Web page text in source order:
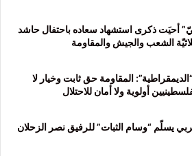
أحيَت ذكرى استشهاد سعاده باحتفال حاشد
الشعب والجيش والمقاومة
المقاومة حق ثابت وخيار لا
أولوية ولا أمان للاحتلال
يسلّم “وسام الثبات” للرفيق نصر الزحلان